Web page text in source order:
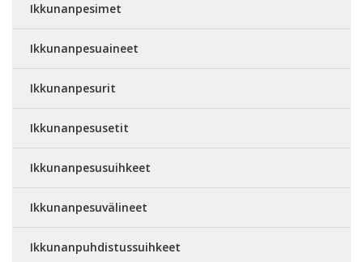
Ikkunanpesimet
Ikkunanpesuaineet
Ikkunanpesurit
Ikkunanpesusetit
Ikkunanpesusuihkeet
Ikkunanpesuvälineet
Ikkunanpuhdistussuihkeet